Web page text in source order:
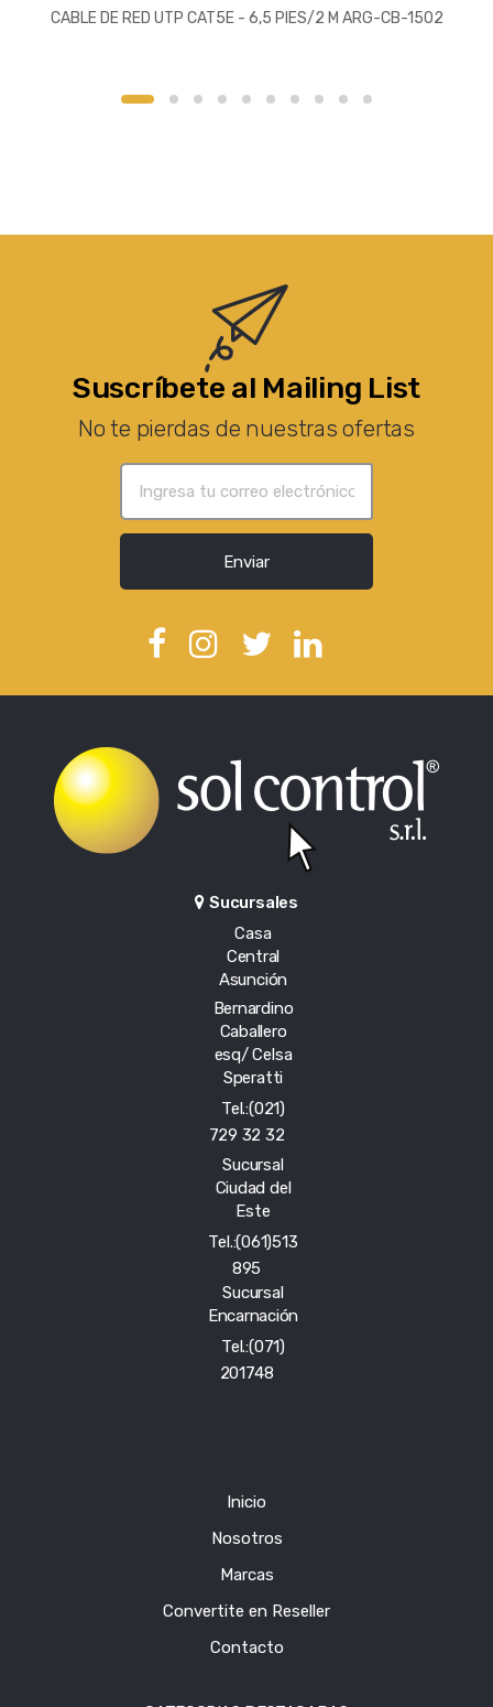
CABLE DE RED UTP CAT5E - 6,5 PIES/2 M ARG-CB-1502
Suscríbete al Mailing List
No te pierdas de nuestras ofertas
Enviar
Sucursales
Casa
Central
Asunción
Bernardino
Caballero
esq/ Celsa
Speratti
Tel.:(021)
729 32 32
Sucursal
Ciudad del
Este
Tel.:(061)513
895
Sucursal
Encarnación
Tel.:(071)
201748
Inicio
Nosotros
Marcas
Convertite en Reseller
Contacto